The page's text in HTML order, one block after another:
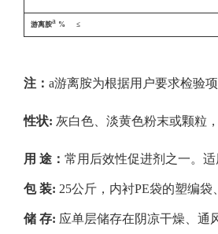
游离胺a % ≤
注： a游离胺为根据用户要求检验
性状: 灰白色、淡黄色粉末或颗粒
用 途： 常用后效性促进剂之一。
包 装: 25公斤，内衬PE袋的塑编
储 存: 应单层储存在阴凉干燥、通